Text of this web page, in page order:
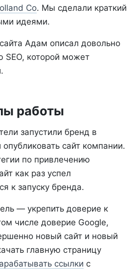
Co. Мы сделали краткий
идеями.
Адам описал довольно
SEO, которой может
работы
запустили бренд в
опубликовать сайт компании.
по привлечению
как раз успел
к запуску бренда.
— укрепить доверие к
числе доверие Google,
новый сайт и новый
главную страницу
ссылки с